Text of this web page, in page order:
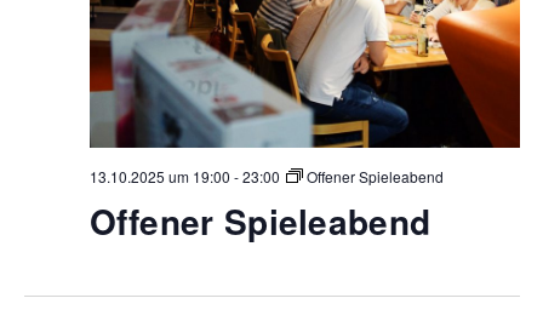
13.10.2025 um 19:00 -23:00 Offener Spieleabend
Offener Spieleabend